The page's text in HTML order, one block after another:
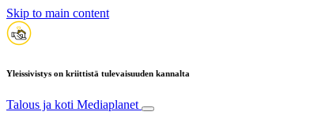
Skip to main content
Yleissivistys on kriittistä tulevaisuuden kannalta
Talous ja koti Mediaplanet